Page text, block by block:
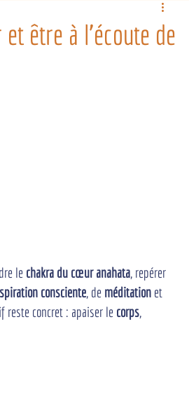
être à l'écoute de
le chakra du cœur anahata, repérer
consciente, de méditation et
reste concret : apaiser le corps,